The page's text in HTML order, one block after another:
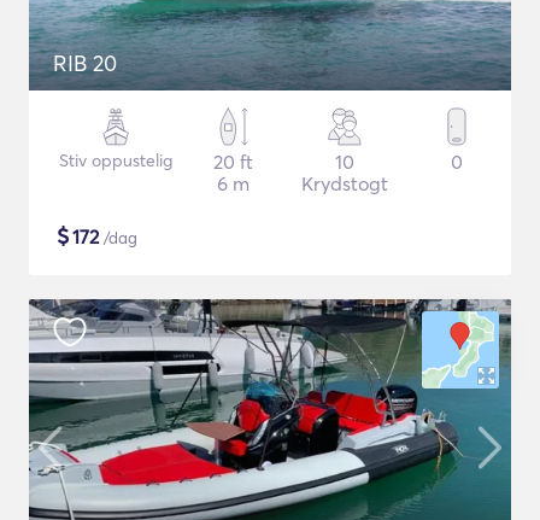
RIB 20
Stiv oppustelig
20 ft
6 m
10
Krydstogt
0
$172/dag